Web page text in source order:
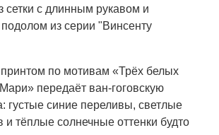
сетки с длинным рукавом и
из серии "Винсенту
принтом по мотивам «Трёх белых
передаёт ван-гоговскую
густые синие переливы, светлые
и тёплые солнечные оттенки будто